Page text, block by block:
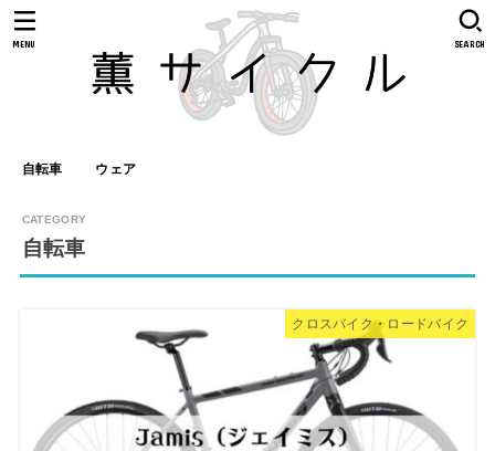
自転車 ウェア
SEARCH
MENU
自転車
クロスバイク・ロードバイク